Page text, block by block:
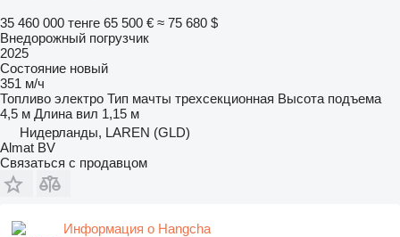
35 460 000 тенге 65 500 € ≈ 75 680 $
Внедорожный погрузчик
2025
Состояние новый
351 м/ч
Топливо электро Тип мачты трехсекционная Высота подъема
4,5 м Длина вил 1,15 м
Нидерланды, LAREN (GLD)
Almat BV
Связаться с продавцом
Информация о Hangcha